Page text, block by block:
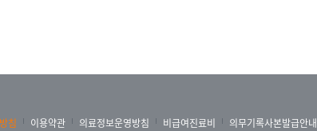
침 이용약관 의료정보운영방침 비급여진료비 의무기록사본발급안내